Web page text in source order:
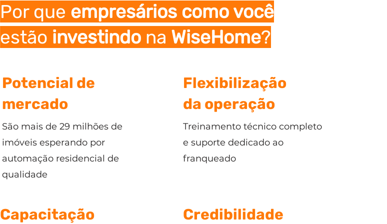
Por que empresários como você
estão investindo na WiseHome?
Potencial de
mercado
São mais de 29 milhões de
imóveis esperando por
automação residencial de
qualidade
Capacitação
Flexibilização
da operação
Treinamento técnico completo
e suporte dedicado ao
franqueado
Credibilidade